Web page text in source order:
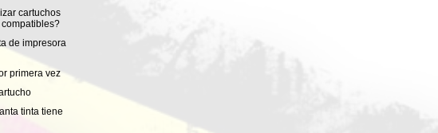
cartuchos
de impresora
primera vez
tinta tiene